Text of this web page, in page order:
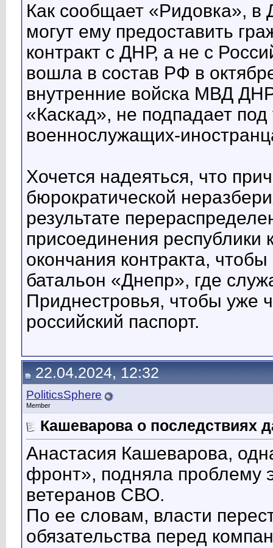
Как сообщает «Ридовка», в
могут ему предоставить
контракт с ДНР, а не с
вошла в состав РФ в
внутренние войска МВД
«Каскад», не подпадает под
военнослужащих-
Хочется надеяться, что
бюрократической
результате
присоединения
окончания контракта,
батальон «Днепр», где
Приднестровья, чтобы уже
российский паспорт.
22.04.2024, 12:32
PoliticsSphere
Member
Кашеварова о последствиях
Анастасия Кашеварова,
фронт», подняла проблему
ветеранов СВО.
По ее словам, власти
обязательства перед